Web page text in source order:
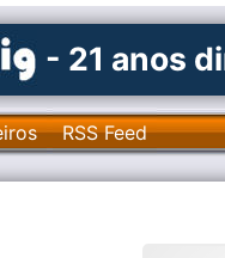
- 21 anos
RSS Feed